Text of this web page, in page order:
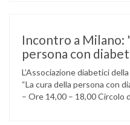
Incontro a Milano:
persona con
L’Associazione diabetici
“La cura della persona con
– Ore 14,00 – 18,00 Circolo